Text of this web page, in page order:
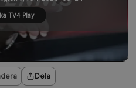
Dela
TV4 Play